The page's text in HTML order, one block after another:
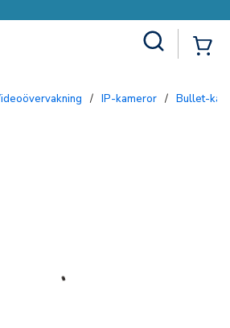
Videoövervakning / IP-kameror / Bullet-